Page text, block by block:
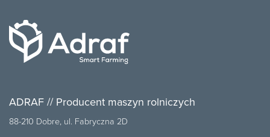
ADRAF // Producent maszyn rolniczych
88-210 Dobre, ul. Fabryczna 2D